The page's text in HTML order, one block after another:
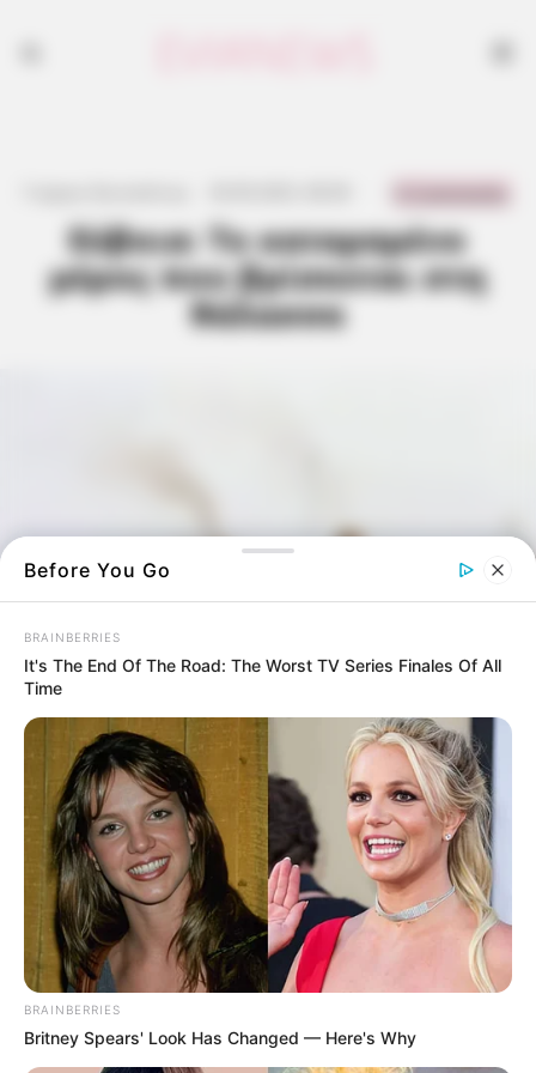
Εύβοια: Το καταραμένο
μέρος που βρίσκεται στη
θάλασσα
Πλοίο
Και όμως σε θάλασσα στηνΕύβοια,
βρίσκεται ένα καταραμένο μέρος
Δεν είναι απλώς ένα γεωγραφικό σημείο στον
χάρτη αλλά ένας θρύλος της ναυσιπλοΐας.
Before You Go
BRAINBERRIES
It's The End Of The Road: The Worst TV Series Finales Of All
Time
BRAINBERRIES
Britney Spears' Look Has Changed — Here's Why